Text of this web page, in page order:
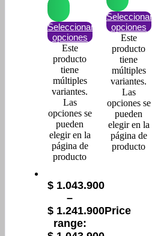
Seleccionar
opciones
Este
producto
tiene
múltiples
variantes.
Las
opciones se
pueden
elegir en la
página de
producto
Seleccionar
opciones
Este
producto
tiene
múltiples
variantes.
Las
opciones se
pueden
elegir en la
página de
producto
$ 1.043.900
–
$ 1.241.900Price
range: